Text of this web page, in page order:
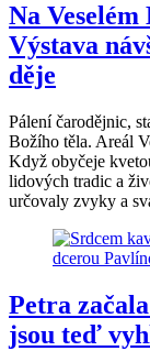
Na
Výstava
děje
Pálení čarodějnic,
Božího těla. Areál
Když obyčeje
lidových tradic a
určovaly zvyky a
Petra
jsou teď